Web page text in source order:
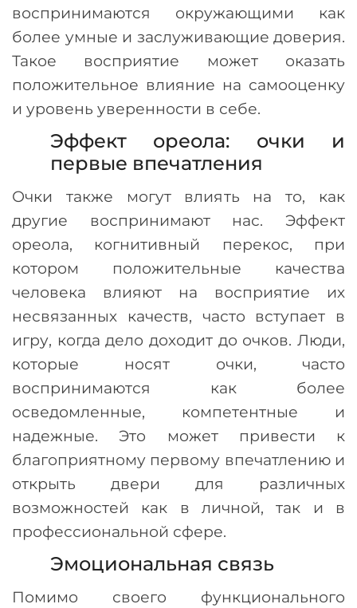
воспринимаются окружающими как
более умные и заслуживающие доверия.
Такое восприятие может оказать
положительное влияние на самооценку
и уровень уверенности в себе.
Эффект ореола: очки и
первые впечатления
Очки также могут влиять на то, как
другие воспринимают нас. Эффект
ореола, когнитивный перекос, при
котором положительные качества
человека влияют на восприятие их
несвязанных качеств, часто вступает в
игру, когда дело доходит до очков. Люди,
которые носят очки, часто
воспринимаются как более
осведомленные, компетентные и
надежные. Это может привести к
благоприятному первому впечатлению и
открыть двери для различных
возможностей как в личной, так и в
профессиональной сфере.
Эмоциональная связь
Помимо своего функционального